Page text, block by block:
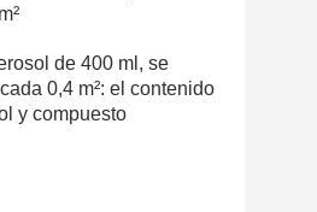
de 400 ml, se
0,4 m²: el contenido
y compuesto